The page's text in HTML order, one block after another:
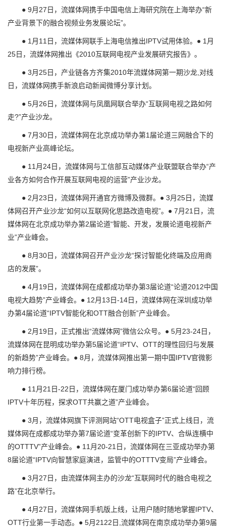
● 9月27日，流媒体网携手中国电信上海研究院在上海举办“新
产业背景下的融合视频业务发展论坛”。
● 1月11日，流媒体网联手上海电信推出IPTV试用体验。● 1月
25日，流媒体网推出《2010互联网电视产业发展研究报告》。
● 3月25日，产业链各方齐集2010年流媒体网第一期沙龙,对线
日，流媒体网携手新浪启动新闻微博分享计划。
● 5月26日，流媒体网与凤凰网联合举办“互联网电视之路如何
走?”产业沙龙。
● 7月30日，流媒体网在北京成功举办第1届论道三网融合下的
电视新产业高峰论坛。
● 11月24日，流媒体网与工信部互动媒体产业联盟联合举办“产
业各方如何合作开展互联网电视的运营”产业沙龙。
● 2月23日，流媒体网开通官方微博及微群。● 3月25日，流媒
体网召开产业沙龙“如何以互联网化思路改造电视”。● 7月21日，流
媒体网在北京成功举办第2届论道“智能、开发，发展论道电视新产
业”产业峰会。
● 8月30日，流媒体网召开产业沙龙“探讨智能化终端及应用商
店的发展”。
● 4月19日，流媒体网在成都成功举办第3届论道“论道2012中国
电视大趋势”产业峰会。● 12月13日-14日，流媒体网在深圳成功举
办第4届论道“IPTV智能化和OTT融合创新”产业峰会。
● 2月19日，正式推出“流媒体网”微信公众号。● 5月23-24日，
流媒体网在昆明成功举办第5届论道“IPTV、OTT的理性回归与发展
的新趋势”产业峰会。● 8月，流媒体网推出第一期中国IPTV官微影
响力排行榜。
● 11月21日-22日，流媒体网在厦门成功举办第6届论道“回顾
IPTV十年历程，探求OTT共赢之道”产业峰会。
● 3月，流媒体网旗下评测网站“OTT电视盒子”正式上线日，流
媒体网在成都成功举办第7届论道“变革创新下的IPTV、合纵连横中
的OTTTV”产业峰会。● 11月20-21日，流媒体网在三亚成功举办第
8届论道“IPTV向智慧家庭演进，监管中的OTTTV变局”产业峰会。
● 3月27日，由流媒体网主办的沙龙“互联网时代的融合电视之
路”在北京举行。
● 4月27日，流媒体网手机版上线，让用户随时随地掌握IPTV、
OTT行业第一手动态。● 5月2122日,流媒体网在南京成功举办第9届